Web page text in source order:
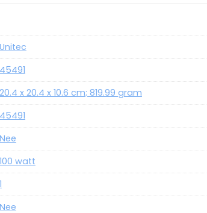
Unitec
45491
20.4 x 20.4 x 10.6 cm; 819.99 gram
45491
Nee
100 watt
1
Nee